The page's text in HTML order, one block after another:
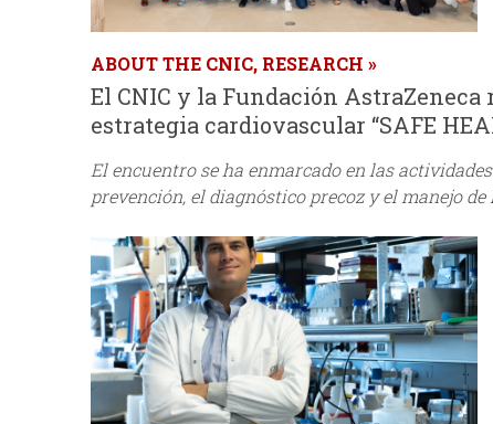
ABOUT THE CNIC, RESEARCH
El CNIC y la Fundación
estrategia cardiovascular “SAFE
El encuentro se ha enmarcado en las
prevención, el diagnóstico precoz y el manejo